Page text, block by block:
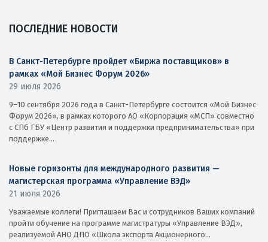
ПОСЛЕДНИЕ НОВОСТИ
В Санкт-Петербурге пройдет «Биржа поставщиков» в
рамках «Мой Бизнес Форум 2026»
29 июля 2026
9–10 сентября 2026 года в Санкт-Петербурге состоится «Мой Бизнес
Форум 2026», в рамках которого АО «Корпорация «МСП» совместно
с СПб ГБУ «Центр развития и поддержки предпринимательства» при
поддержке...
Новые горизонты для международного развития —
магистерская программа «Управление ВЭД»
21 июля 2026
Уважаемые коллеги! Приглашаем Вас и сотрудников Ваших компаний
пройти обучение на программе магистратуры «Управление ВЭД»,
реализуемой АНО ДПО «Школа экспорта Акционерного...